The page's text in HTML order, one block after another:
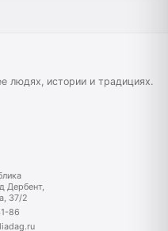
людях, истории и традициях.
Дербент,
37/2
86